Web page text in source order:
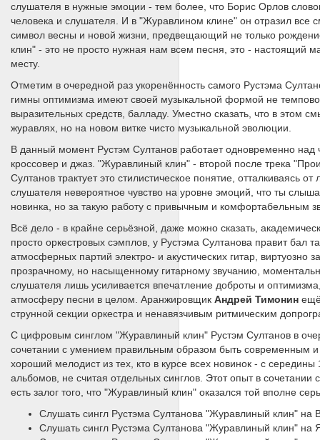
слушателя в нужные эмоции - тем более, что Борис Орлов
человека и слушателя. И в "Журавлином клине" он отразил
символ весны и новой жизни, предвещающий не только
клин" - это не просто нужная нам всем песня, это - настоящий
месту.
Отметим в очередной раз укоренённость самого Рустэма
гимны оптимизма имеют своей музыкальной формой не
выразительных средств, балладу. Уместно сказать, что в
журавлях, но на новом витке чисто музыкальной эволюции.
В данный момент Рустэм Султанов работает одновременно над
кроссовер и джаз. "Журавлиный клин" - второй после трека
Султанов трактует это стилистическое понятие, отталкиваясь
слушателя невероятное чувство на уровне эмоций, что ты
новинка, но за такую работу с привычным и комфортабельным
Всё дело - в крайне серьёзной, даже можно сказать,
просто оркестровых сэмплов, у Рустэма Султанова правит бал
атмосферных партий электро- и акустических гитар, виртуозно
прозрачному, но насыщенному гитарному звучанию,
слушателя лишь усиливается впечатление доброты и
атмосферу песни в целом. Аранжировщик Андрей Тимонин
струнной секции оркестра и ненавязчивым ритмическим
С цифровым синглом "Журавлиный клин" Рустэм Султанов в
сочетании с умением правильным образом быть современным
хороший мелодист из тех, кто в курсе всех новинок - с
альбомов, не считая отдельных синглов. Этот опыт в
есть залог того, что "Журавлиный клин" оказался той вполне
Слушать сингл Рустэма Султанова "Журавлиный клин" на
Слушать сингл Рустэма Султанова "Журавлиный клин" на